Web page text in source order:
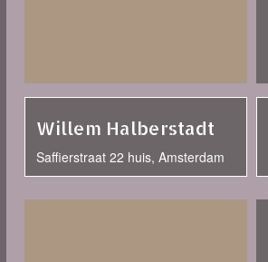
Willem Halberstadt
Saffierstraat 22 huis, Amsterdam